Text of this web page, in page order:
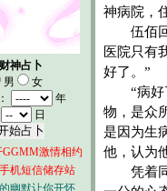
财神占卜
男
女
年
日
GGMM激情相约
机短信储存站
幽默让你开怀
神病院，
伍佰回
医院只有
好了。”
“病好了
物，是众
是因为生
他，认为
凭着同